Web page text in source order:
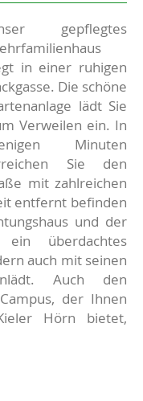
gepflegtes
in einer ruhigen
Die schöne
lädt Sie
Verweilen ein. In
Minuten
Sie den
mit zahlreichen
entfernt befinden
und der
überdachtes
auch mit seinen
Auch den
der Ihnen
Hörn bietet,